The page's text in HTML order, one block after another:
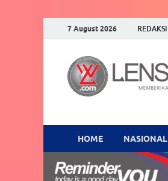
7 August 2026 REDAKSI
HOME NASIONAL